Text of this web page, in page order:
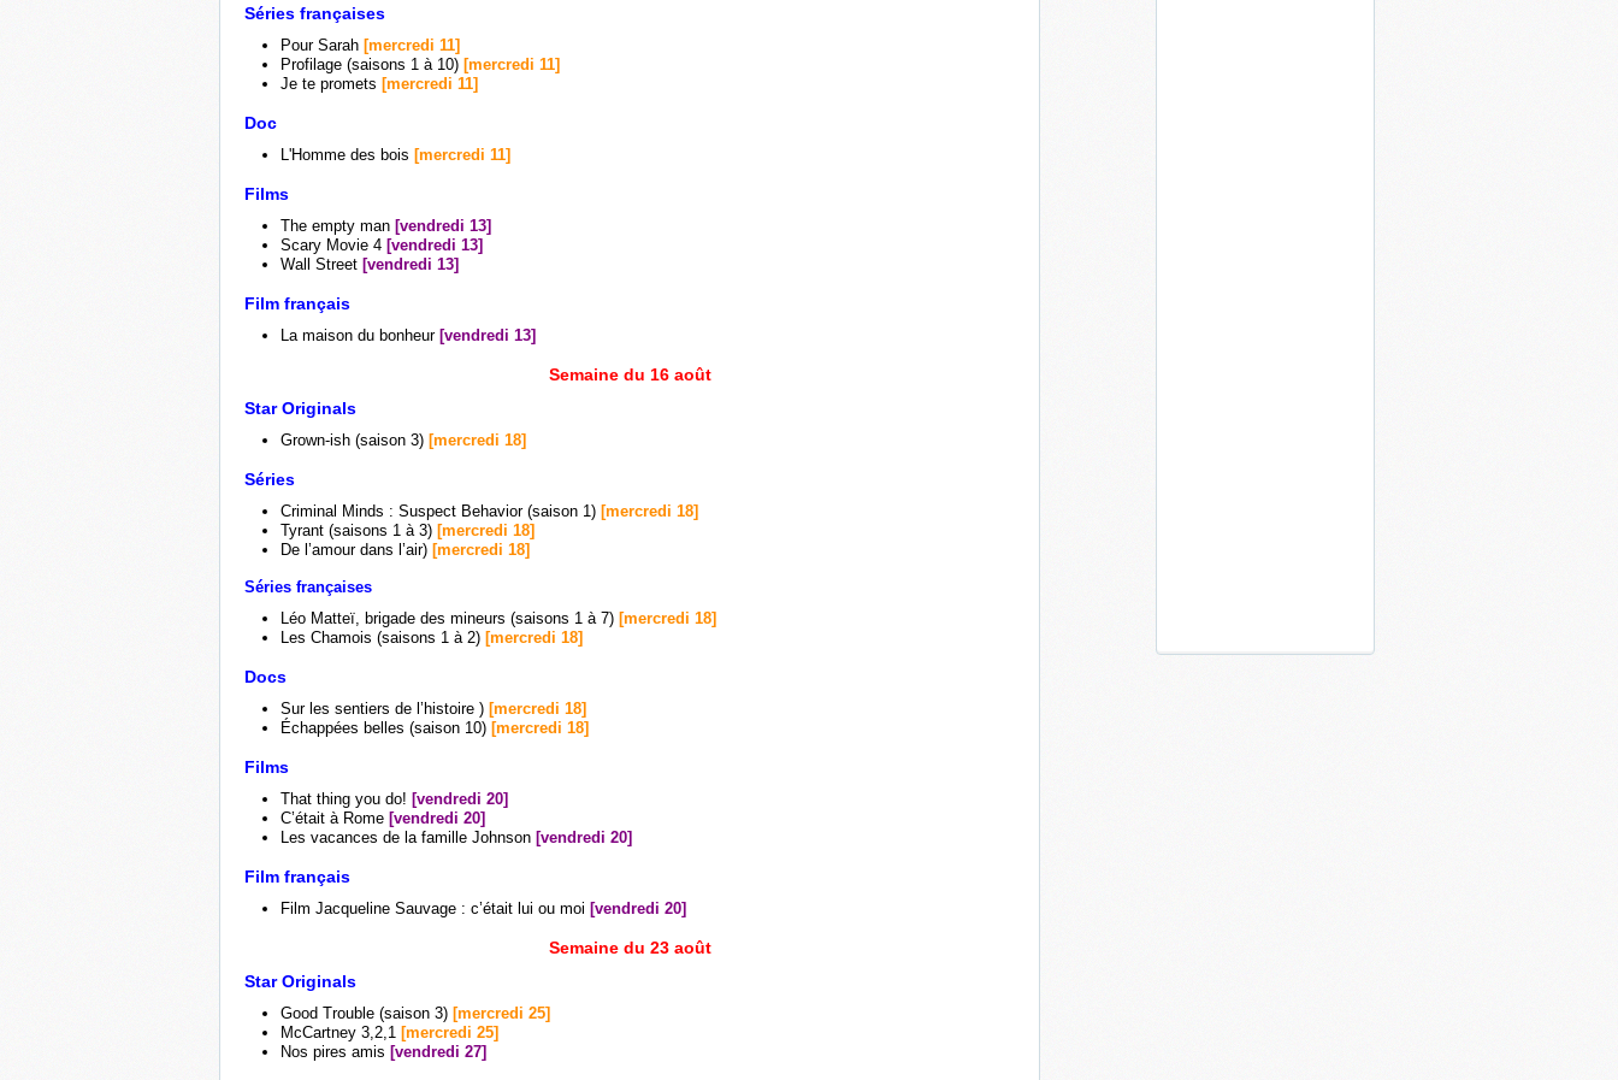
Séries françaises
Pour Sarah [mercredi 11]
Profilage (saisons 1 à 10) [mercredi 11]
Je te promets [mercredi 11]
Doc
L'Homme des bois [mercredi 11]
Films
The empty man [vendredi 13]
Scary Movie 4 [vendredi 13]
Wall Street [vendredi 13]
Film français
La maison du bonheur [vendredi 13]
Semaine du 16 août
Star Originals
Grown-ish (saison 3) [mercredi 18]
Séries
Criminal Minds : Suspect Behavior (saison 1) [mercredi 18]
Tyrant (saisons 1 à 3) [mercredi 18]
De l’amour dans l’air) [mercredi 18]
Séries françaises
Léo Matteï, brigade des mineurs (saisons 1 à 7) [mercredi 18]
Les Chamois (saisons 1 à 2) [mercredi 18]
Docs
Sur les sentiers de l’histoire ) [mercredi 18]
Échappées belles (saison 10) [mercredi 18]
Films
That thing you do! [vendredi 20]
C’était à Rome [vendredi 20]
Les vacances de la famille Johnson [vendredi 20]
Film français
Film Jacqueline Sauvage : c’était lui ou moi [vendredi 20]
Semaine du 23 août
Star Originals
Good Trouble (saison 3) [mercredi 25]
McCartney 3,2,1 [mercredi 25]
Nos pires amis [vendredi 27]